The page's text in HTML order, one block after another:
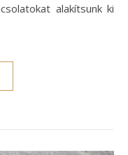
alakítsunk ki